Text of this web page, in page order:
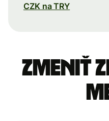
CZK na TRY
Zmeniť